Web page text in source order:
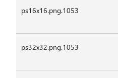
ps16x16.png.1053
ps32x32.png.1053